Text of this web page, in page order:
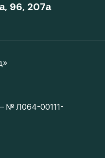
96, 207а
№ Л064-00111-